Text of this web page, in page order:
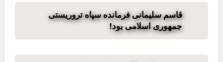
قاسم سلیمانی فرمانده سپاه تروریستی
جمهوری اسلامی بود!